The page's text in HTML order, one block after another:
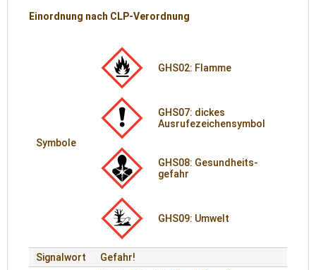
Einordnung nach CLP-Verordnung
Symbole
GHS02: Flamme
GHS07: dickes
Ausrufezeichensymbol
GHS08: Gesund­heits­
gefahr
GHS09: Umwelt
Signalwort Gefahr!